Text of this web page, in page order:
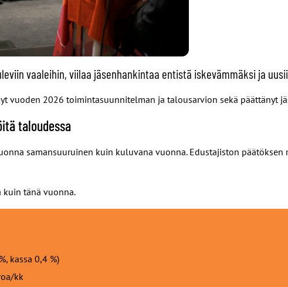
vaaleihin, viilaa jäsenhankintaa entistä iskevämmäksi ja
vuoden 2026 toimintasuunnitelman ja talousarvion sekä päättänyt
taloudessa
samansuuruinen kuin kuluvana vuonna. Edustajiston
kuin tänä vuonna.
kassa 0,4 %)
kk